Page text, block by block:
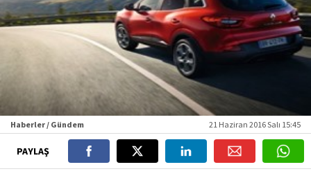
Haberler / Gündem 21 Haziran 2016 Salı 15:45
PAYLAŞ